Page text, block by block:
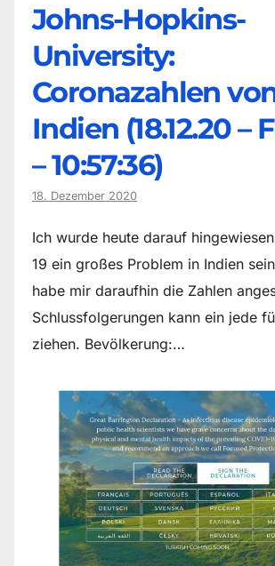
Johns-Hopkins-
University:
Coronazahlen
Indien (18.12.20 –
– 10:57:36)
18. Dezember 2020
Ich wurde heute darauf
19 ein großes Problem in Indien
habe mir daraufhin die Zahlen
Schlussfolgerungen kann ein jede
ziehen. Bevölkerung:…